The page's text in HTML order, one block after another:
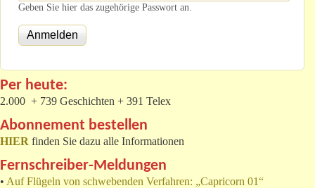
Geben Sie hier das zugehörige Passwort an.
Per heute:
2.000 + 739 Geschichten + 391 Telex
Abonnement bestellen
HIER finden Sie dazu alle Informationen
Fernschreiber-Meldungen
• Auf Flügeln von schwebenden Verfahren: „Capricorn 01“